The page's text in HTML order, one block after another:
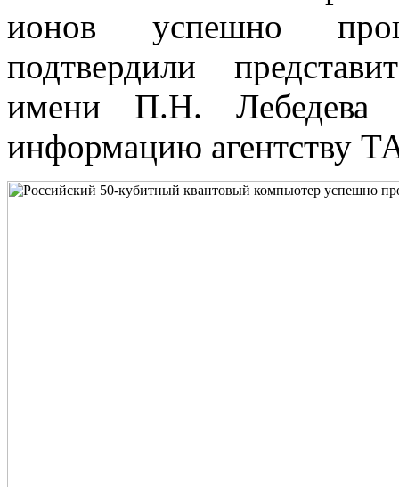
ионов успешно
подтвердили
имени П.Н. Лебедева
информацию агентству